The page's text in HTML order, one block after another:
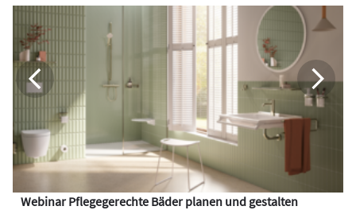
Webinar Pflegegerechte Bäder planen und gestalten